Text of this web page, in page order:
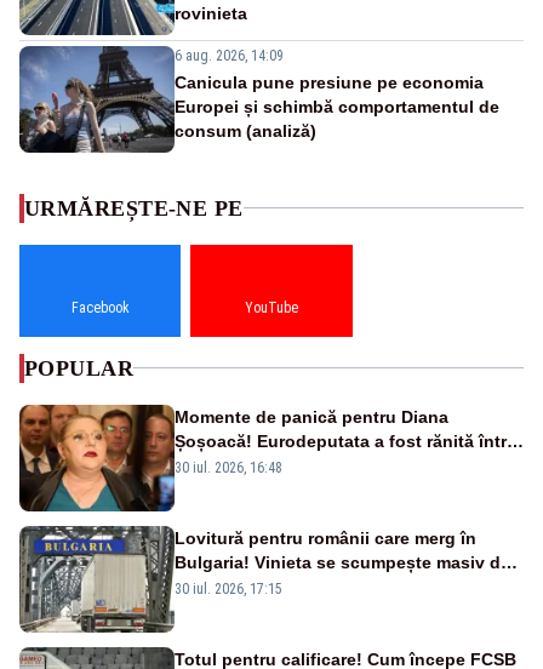
rovinieta
6 aug. 2026, 14:09
Canicula pune presiune pe economia
Europei și schimbă comportamentul de
consum (analiză)
URMĂREȘTE-NE PE
Facebook YouTube
POPULAR
Momente de panică pentru Diana
Șoșoacă! Eurodeputata a fost rănită într-
un accident rutier
30 iul. 2026, 16:48
Lovitură pentru românii care merg în
Bulgaria! Vinieta se scumpește masiv de
la 1 august
30 iul. 2026, 17:15
Totul pentru calificare! Cum începe FCSB